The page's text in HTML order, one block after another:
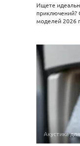
Ищете
моделей 2026
Акустика